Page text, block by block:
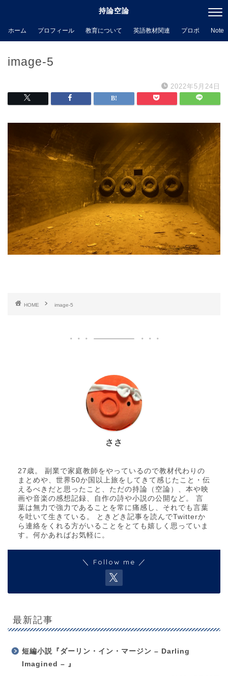
持論空論
ホーム プロフィール 教育について 英語教材関連 プロポ Note
image-5
2022年5月24日
HOME image-5
ささ
27歳。 副業で家庭教師をやっているので教材代わりの
まとめや、世界50か国以上旅をしてきて感じたこと・伝
えるべきだと思ったこと、ただの持論（空論）、本や映
画や音楽の感想記録、自作の詩や小説の公開など。 言
葉は無力で強力であることを常に痛感し、それでも言葉
を吐いて生きている。 ときどき記事を読んでTwitterか
ら連絡をくれる方がいることをとても嬉しく思っていま
す。何かあればお気軽に。
＼ Follow me ／
最新記事
短編小説『ダーリン・イン・マージン – Darling
Imagined – 』